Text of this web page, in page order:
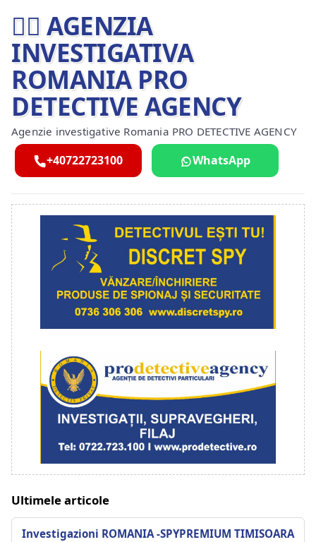
🕵️‍♂ AGENZIA
INVESTIGATIVA
ROMANIA PRO
DETECTIVE AGENCY
Agenzie investigative Romania PRO DETECTIVE AGENCY
+40722723100 WhatsApp
Ultimele articole
Investigazioni ROMANIA -SPYPREMIUM TIMISOARA